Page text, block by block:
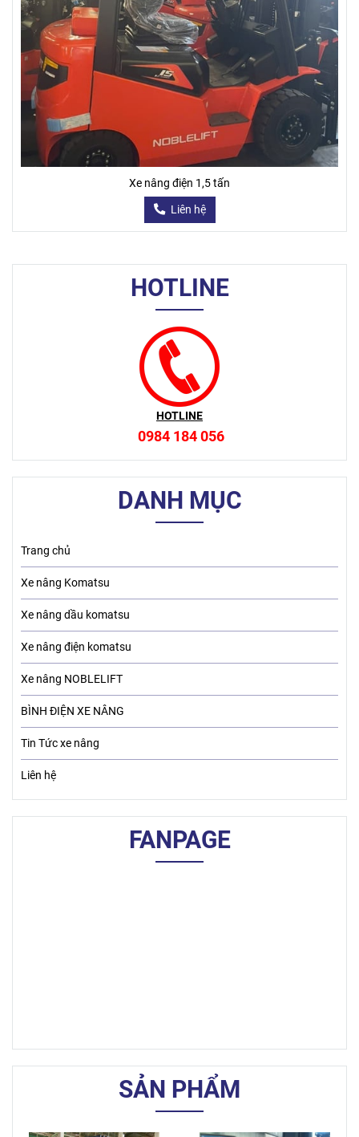
Xe nâng điện 1,5 tấn
Liên hệ
HOTLINE
HOTLINE
0984 184 056
DANH MỤC
Trang chủ
Xe nâng Komatsu
Xe nâng dầu komatsu
Xe nâng điện komatsu
Xe nâng NOBLELIFT
BÌNH ĐIỆN XE NÂNG
Tin Tức xe nâng
Liên hệ
FANPAGE
SẢN PHẨM